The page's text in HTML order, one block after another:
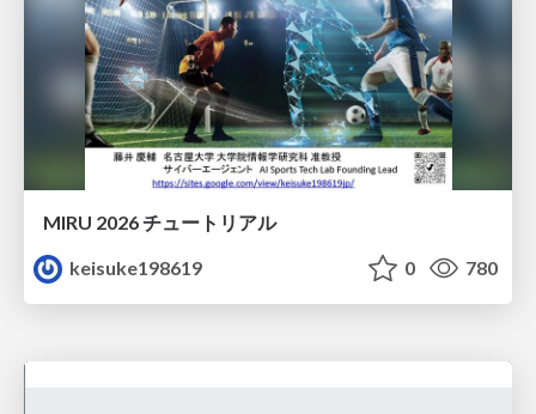
MIRU 2026 チュートリアル
keisuke198619
0 780